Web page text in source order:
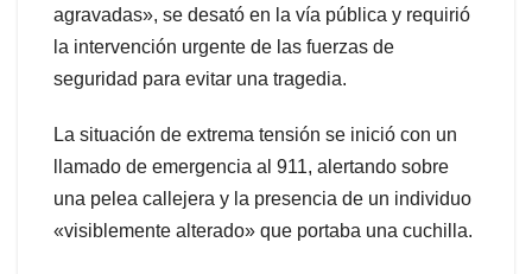
agravadas», se desató en la vía pública y requirió
la intervención urgente de las fuerzas de
seguridad para evitar una tragedia.
La situación de extrema tensión se inició con un
llamado de emergencia al 911, alertando sobre
una pelea callejera y la presencia de un individuo
«visiblemente alterado» que portaba una cuchilla.